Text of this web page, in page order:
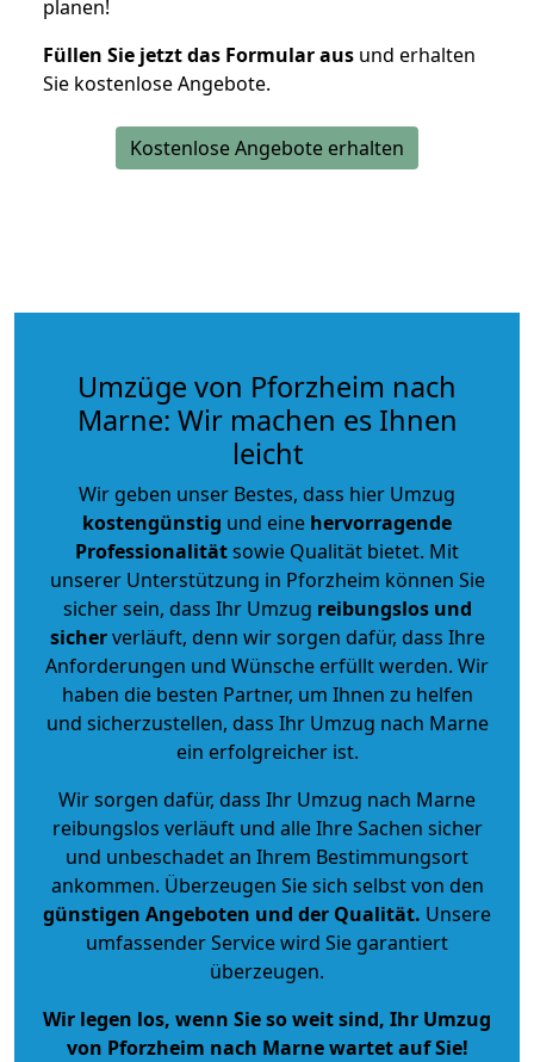
planen!
Füllen Sie jetzt das Formular aus und erhalten
Sie kostenlose Angebote.
Kostenlose Angebote erhalten
Umzüge von Pforzheim nach
Marne: Wir machen es Ihnen
leicht
Wir geben unser Bestes, dass hier Umzug
kostengünstig und eine hervorragende
Professionalitätsowie Qualität bietet. Mit
unserer Unterstützung in Pforzheim können Sie
sicher sein, dass Ihr Umzug reibungslos und
sicherverläuft, denn wir sorgen dafür, dass Ihre
Anforderungen und Wünsche erfüllt werden. Wir
haben die besten Partner, um Ihnen zu helfen
und sicherzustellen, dass Ihr Umzug nach Marne
ein erfolgreicher ist.
Wir sorgen dafür, dass Ihr Umzug nach Marne
reibungslos verläuft und alle Ihre Sachen sicher
und unbeschadet an Ihrem Bestimmungsort
ankommen. Überzeugen Sie sich selbst von den
günstigen Angeboten und der Qualität. Unsere
umfassender Service wird Sie garantiert
überzeugen.
Wir legen los, wenn Sie so weit sind, Ihr Umzug
von Pforzheim nach Marne wartet auf Sie!